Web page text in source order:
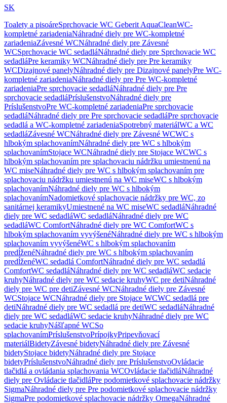
SK
Toalety a pisoáreSprchovacie WC Geberit AquaCleanWC-
kompletné zariadeniaNáhradné diely pre WC-kompletné
zariadeniaZávesné WCNáhradné diely pre Závesné
WCSprchovacie WC sedadláNáhradné diely pre Sprchovacie WC
sedadláPre keramiky WCNáhradné diely pre Pre keramiky
WCDizajnové panelyNáhradné diely pre Dizajnové panelyPre WC-
kompletné zariadeniaNáhradné diely pre Pre WC-kompletné
zariadeniaPre sprchovacie sedadláNáhradné diely pre Pre
sprchovacie sedadláPríslušenstvoNáhradné diely pre
PríslušenstvoPre WC-kompletné zariadeniaPre sprchovacie
sedadláNáhradné diely pre Pre sprchovacie sedadláPre sprchovacie
sedadlá a WC-kompletné zariadeniaSpotrebný materiálWC a WC
sedadláZávesné WCNáhradné diely pre Závesné WCWC s
hlbokým splachovanímNáhradné diely pre WC s hlbokým
splachovanímStojace WCNáhradné diely pre Stojace WCWC s
hlbokým splachovaním pre splachovaciu nádržku umiestnenú na
WC miseNáhradné diely pre WC s hlbokým splachovaním pre
splachovaciu nádržku umiestnenú na WC miseWC s hlbokým
splachovanímNáhradné diely pre WC s hlbokým
splachovanímNadomietkové splachovacie nádržky pre WC, zo
sanitárnej keramikyUmiestnené na WC miseWC sedadláNáhradné
diely pre WC sedadláWC sedadláNáhradné diely pre WC
sedadláWC ComfortNáhradné diely pre WC ComfortWC s
hlbokým splachovaním vyvýšenéNáhradné diely pre WC s hlbokým
splachovaním vyvýšenéWC s hlbokým splachovaním
predĺženéNáhradné diely pre WC s hlbokým splachovaním
predĺženéWC sedadlá ComfortNáhradné diely pre WC sedadlá
ComfortWC sedadláNáhradné diely pre WC sedadláWC sedacie
kruhyNáhradné diely pre WC sedacie kruhyWC pre detiNáhradné
diely pre WC pre detiZávesné WCNáhradné diely pre Závesné
WCStojace WCNáhradné diely pre Stojace WCWC sedadlá pre
detiNáhradné diely pre WC sedadlá pre detiWC sedadláNáhradné
diely pre WC sedadláWC sedacie kruhyNáhradné diely pre WC
sedacie kruhyNášľapné WCSo
splachovanímPríslušenstvoPrípojkyPripevňovací
materiálBidetyZávesné bidetyNáhradné diely pre Závesné
bidetyStojace bidetyNáhradné diely pre Stojace
bidetyPríslušenstvoNáhradné diely pre PríslušenstvoOvládacie
tlačidlá a ovládania splachovania WCOvládacie tlačidláNáhradné
diely pre Ovládacie tlačidláPre podomietkové splachovacie nádržky
SigmaNáhradné diely pre Pre podomietkové splachovacie nádržky
SigmaPre podomietkové splachovacie nádržky OmegaNáhradné